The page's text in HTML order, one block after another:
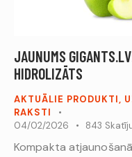
JAUNUMS
HIDROLIZĀTS
AKTUĀLIE PRODUKTI,
RAKSTI
04/02/2026
843
Kompakta